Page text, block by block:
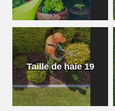
Taille de haie 19